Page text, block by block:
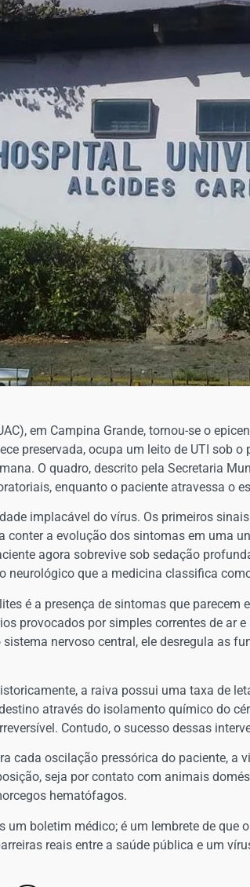
em Campina Grande, tornou-se o
preservada, ocupa um leito de UTI sob
O quadro, descrito pela Secretaria
enquanto o paciente atravessa o
implacável do vírus. Os primeiros
conter a evolução dos sintomas em uma
agora sobrevive sob sedação
neurológico que a medicina classifica
é a presença de sintomas que
provocados por simples correntes de ar
nervoso central, ele desregula as
a raiva possui uma taxa de
através do isolamento químico do
Contudo, o sucesso dessas
cada oscilação pressórica do paciente,
seja por contato com animais
hematófagos.
um boletim médico; é um lembrete de
reais entre a saúde pública e um